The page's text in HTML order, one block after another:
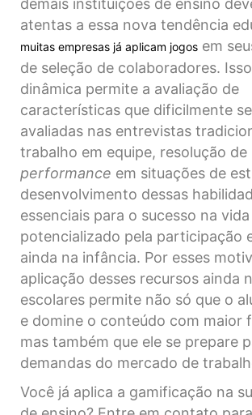
demais instituições de ensino
atentas a essa nova tendência
muitas empresas já aplicam jogos em
de seleção de colaboradores.
dinâmica permite a avaliação de
características que dificilmente
avaliadas nas entrevistas
trabalho em equipe, resolução de
performance em situações de
desenvolvimento dessas
essenciais para o sucesso na
potencializado pela participação
ainda na infância. Por esses
aplicação desses recursos ainda
escolares permite não só que o
e domine o conteúdo com maior
mas também que ele se prepare
demandas do mercado de
Você já aplica a gamificação na